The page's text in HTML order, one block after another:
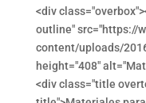
<div
outline" src="https://
content/uploads/
height="408"
<div class="title